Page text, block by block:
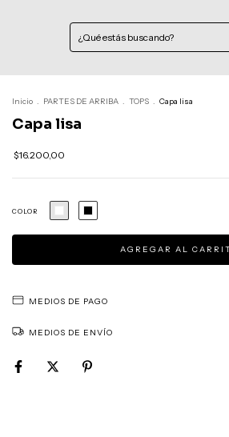
Inicio . PARTES DE ARRIBA . TOPS . Capa lisa
Capa lisa
$16.200,00
COLOR
MEDIOS DE PAGO
MEDIOS DE ENVÍO